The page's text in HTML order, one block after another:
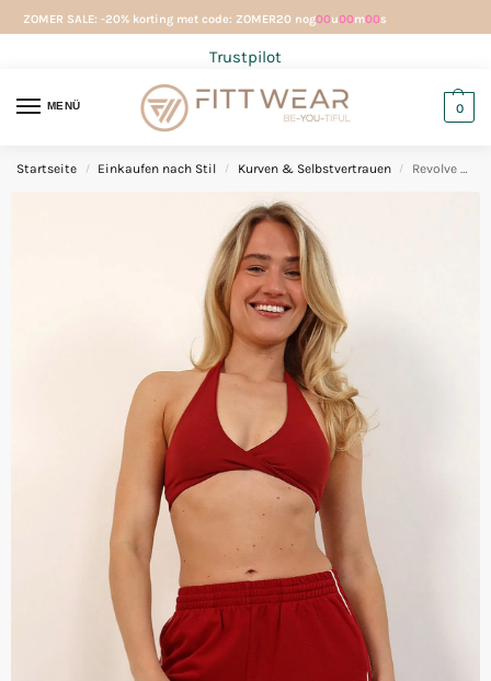
ZOMER SALE: -20% korting met code: ZOMER20 nog00u00m00s
Trustpilot
MENÜ 0
Startseite / Einkaufen nach Stil / Kurven & Selbstvertrauen / Revolve halter BH Cherry